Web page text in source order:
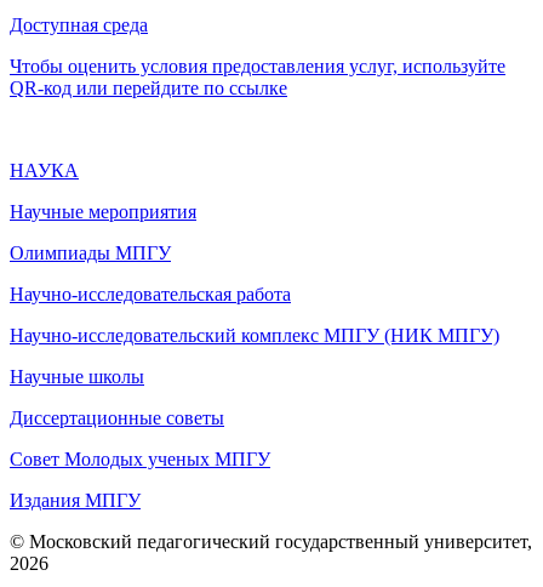
Доступная среда
Чтобы оценить условия предоставления услуг, используйте
QR-код или перейдите по ссылке
НАУКА
Научные мероприятия
Олимпиады МПГУ
Научно-исследовательская работа
Научно-исследовательский комплекс МПГУ (НИК МПГУ)
Научные школы
Диссертационные советы
Совет Молодых ученых МПГУ
Издания МПГУ
© Московский педагогический государственный университет,
2026